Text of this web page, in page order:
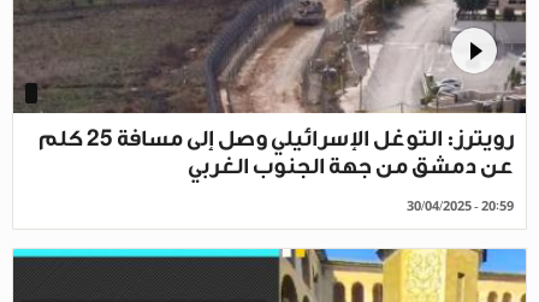
رويترز: التوغل الإسرائيلي وصل إلى مسافة 25 كلم
عن دمشق من جهة الجنوب الغربي
30/04/2025 - 20:59